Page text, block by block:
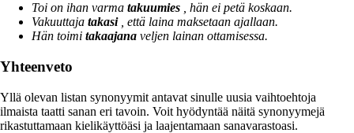
Toi on ihan varma takuumies , hän ei petä koskaan.
Vakuuttaja takasi, että laina maksetaan ajallaan.
Hän toimi takaajana veljen lainan ottamisessa.
Yhteenveto
Yllä olevan listan synonyymit antavat sinulle uusia vaihtoehtoja
ilmaista taatti sanan eri tavoin. Voit hyödyntää näitä synonyymejä
rikastuttamaan kielikäyttöäsi ja laajentamaan sanavarastoasi.